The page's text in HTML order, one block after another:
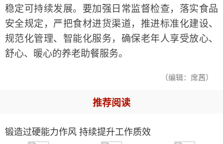
稳定可持续发展。要加强日常监督检查，落实食品
安全规定，严把食材进货渠道，推进标准化建设、
规范化管理、智能化服务，确保老年人享受放心、
舒心、暖心的养老助餐服务。
（编辑：席茜）
推荐阅读
锻造过硬能力作风 持续提升工作质效